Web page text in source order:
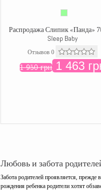
Распродажа Слипик «Панда»
Sleep Baby
Отзывов 0
1 950 грн1 463
Любовь и забота
Забота родителей проявляется,
рождения ребенка родители хотят